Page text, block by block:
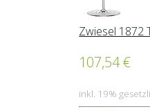
Zwiesel 1872
107,54 €
inkl. 19%